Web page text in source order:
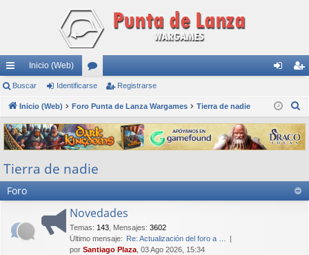
nl
ac
es
rá
pi
do
Inicio (Web)
or
os nti
fic
ar
ist
ra
rs
Buscar Identificarse Registrarse
Inicio (Web) Foro Punta de Lanza Wargames Tierra de nadie
s
c
r
Tierra de nadie
Foro
Novedades
Temas: 143 Mensajes: 3602
Último mensaje: Re: Actualización del foro a …
por Santiago Plaza , 03 Ago 2026, 15:34